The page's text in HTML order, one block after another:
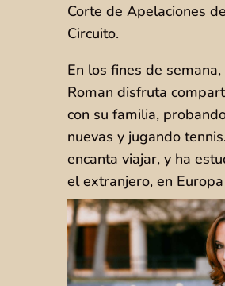
Corte de Apelaciones
Circuito.
En los fines de semana,
Roman disfruta
con su familia,
nuevas y jugando
encanta viajar, y ha
el extranjero, en